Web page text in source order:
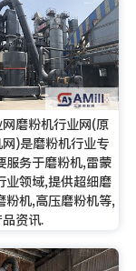
磨粉机行业网(原
)是磨粉机行业专
服务于磨粉机,雷蒙
业领域,提供超细磨
粉机,高压磨粉机等,
资讯.